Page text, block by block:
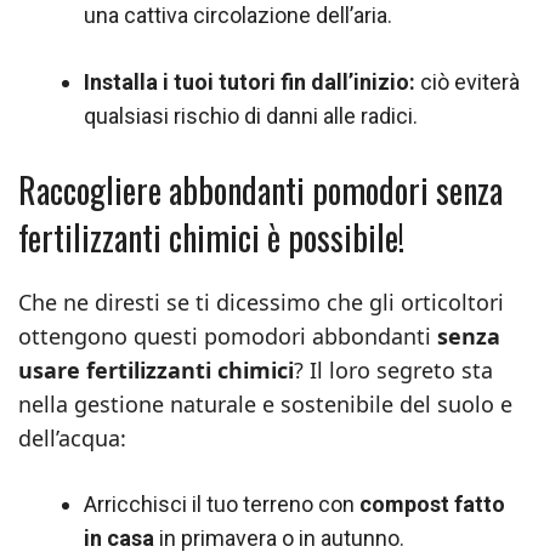
una cattiva circolazione dell’aria.
Installa i tuoi tutori fin dall’inizio: ciò eviterà
qualsiasi rischio di danni alle radici.
Raccogliere abbondanti pomodori senza
fertilizzanti chimici è possibile!
Che ne diresti se ti dicessimo che gli orticoltori
ottengono questi pomodori abbondanti senza
usare fertilizzanti chimici? Il loro segreto sta
nella gestione naturale e sostenibile del suolo e
dell’acqua:
Arricchisci il tuo terreno con compost fatto
in casa in primavera o in autunno.